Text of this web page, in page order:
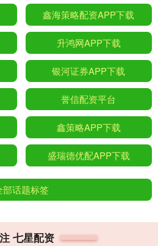
鑫海策略配资APP下载
升鸿网APP下载
银河证券APP下载
誉信配资平台
鑫策略APP下载
盛瑞德优配APP下载
部话题标签
七星配资